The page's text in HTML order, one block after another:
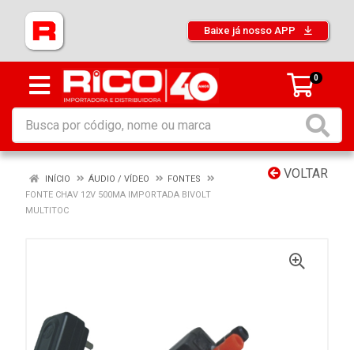
Baixe já nosso APP
0
VOLTAR
INÍCIO ÁUDIO / VÍDEO
FONTES
FONTE CHAV 12V 500MA IMPORTADA BIVOLT
MULTITOC